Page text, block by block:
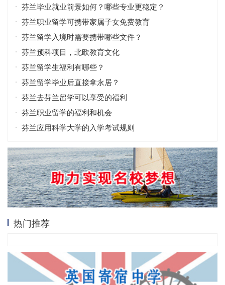
芬兰毕业就业前景如何？哪些专业更稳定？
芬兰职业留学可携带家属子女免费教育
芬兰留学入境时需要携带哪些文件？
芬兰预科项目，北欧教育文化
芬兰留学生福利有哪些？
芬兰留学毕业后直接拿永居？
芬兰去芬兰留学可以享受的福利
芬兰职业留学的福利和机会
芬兰应用科学大学的入学考试规则
热门推荐